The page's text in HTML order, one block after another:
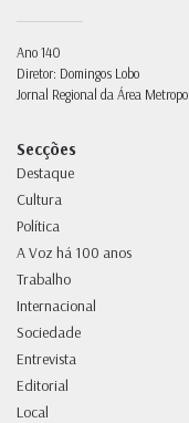
Ano 140
Diretor: Domingos Lobo
Jornal Regional da Área
Secções
Destaque
Cultura
Política
A Voz há 100 anos
Trabalho
Internacional
Sociedade
Entrevista
Editorial
Local